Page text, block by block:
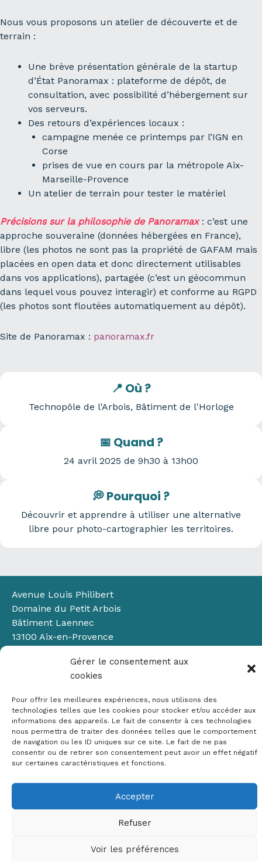
Gérer le consentement aux
cookies
Pour offrir les meilleures expériences, nous utilisons des
technologies telles que les cookies pour stocker et/ou accéder aux
informations des appareils. Le fait de consentir à ces technologies
nous permettra de traiter des données telles que le comportement
de navigation ou les ID uniques sur ce site. Le fait de ne pas
consentir ou de retirer son consentement peut avoir un effet négatif
sur certaines caractéristiques et fonctions.
Accepter
Refuser
Voir les préférences
Nous vous proposons un atelier de découverte et de
terrain :
Une brève présentation générale de la startup
d’État Panoramax : plateforme de dépôt, de
consultation, avec possibilité d’hébergement sur
vos serveurs.
Des retours d’expériences locaux :
campagne menée ce printemps par l’IGN en
Corse
prises de vue en cours par la métropole Aix-
Marseille-Provence
Un atelier de terrain pour tester le matériel
Précisions sur la philosophie de Panoramax: c’est une
approche souveraine (données hébergées en France),
libre (les photos ne sont pas la propriété de GAFAM mais
placées en open data et donc directement utilisables
dans vos applications), partagée (c’est un géocommun
dans lequel vous pouvez interagir) et conforme au RGPD
(les photos sont floutées automatiquement au dépôt).
Site de Panoramax : panoramax.fr
📍 Où ?
Technopôle de l'Arbois, Bâtiment de l'Horloge
📅 Quand ?
24 avril 2025 de 9h30 à 13h00
💭 Pourquoi ?
Découvrir et apprendre à utiliser une alternative
libre pour photo-cartographier les territoires.
Avenue Louis Philibert
Domaine du Petit Arbois
Bâtiment Laennec
13100 Aix-en-Provence
✉ contact@crige-paca.org
Mentions légales
Copyright © 2026 Crige PACA
Conception :